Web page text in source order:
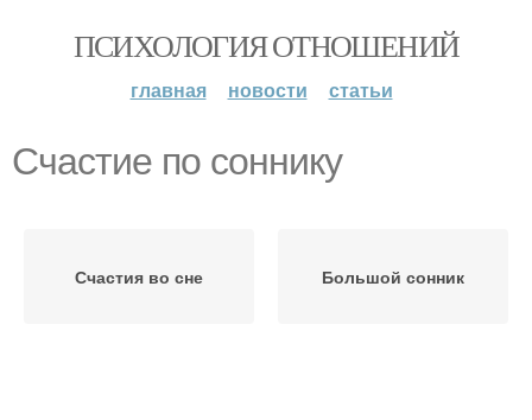
ПСИХОЛОГИЯ ОТНОШЕНИЙ
главная новости статьи
Счастие по соннику
Счастия во сне Большой сонник